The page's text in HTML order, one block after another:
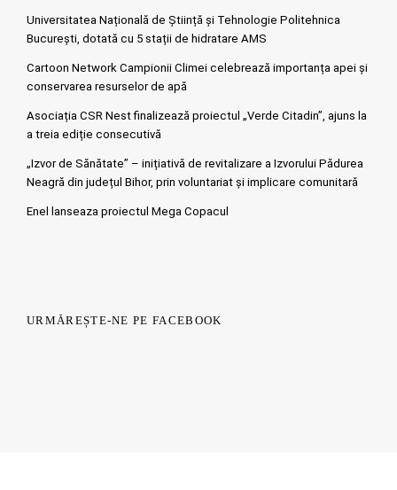
Universitatea Națională de Știință și Tehnologie Politehnica
București, dotată cu 5 stații de hidratare AMS
Cartoon Network Campionii Climei celebrează importanța apei și
conservarea resurselor de apă
Asociația CSR Nest finalizează proiectul „Verde Citadin”, ajuns la
a treia ediție consecutivă
„Izvor de Sănătate” – inițiativă de revitalizare a Izvorului Pădurea
Neagră din județul Bihor, prin voluntariat și implicare comunitară
Enel lanseaza proiectul Mega Copacul
URMĂREȘTE-NE PE FACEBOOK